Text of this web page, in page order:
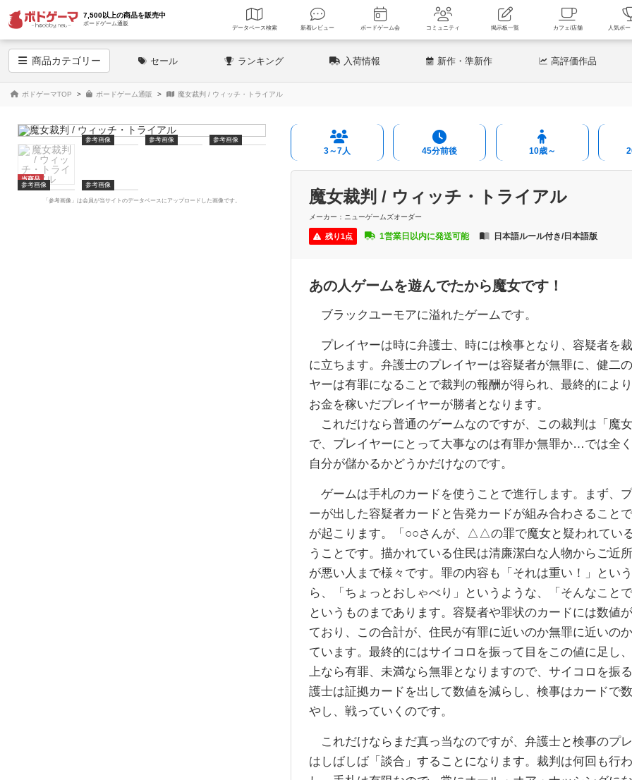
7,500以上の商品を販売中
ボードゲーム通販
データベース 検索 新着レビュー ボードゲーム会 コミュニティ 掲示板一覧 カフ
商品カテゴリー セール ランキング 入荷情報 新作 ・準新作 高評価作品
ボドゲーマTOP ボードゲーム通販 魔女裁判 / ウィッチ・トライアル
当商品
参考画像 参考画像 参考画像
参考画像 参考画像
「参考画像」は会員が当サイトのデータベースにアップロードした画像です。
3～7人 45分前後 10歳～
魔女裁判 / ウィッチ・トライアル
メーカー：ニューゲームズオーダー
残り1点 1営業日以内に発送可能 日本語ルール付き/日本語版
あの人ゲームを遊んでたから魔女です！
ブラックユーモアに溢れたゲームです。
プレイヤーは時に弁護士、時には検事となり、容疑者を
に立ちます。弁護士のプレイヤーは容疑者が無罪に、健二
ヤーは有罪になることで裁判の報酬が得られ、最終的によ
お金を稼いだプレイヤーが勝者となります。
これだけなら普通のゲームなのですが、この裁判は「魔
で、プレイヤーにとって大事なのは有罪か無罪か…では全
自分が儲かるかどうかだけなのです。
ゲームは手札のカードを使うことで進行します。まず、
ーが出した容疑者カードと告発カードが組み合わさること
が起こります。「○○さんが、△△の罪で魔女と疑われてい
うことです。描かれている住民は清廉潔白な人物からご近
が悪い人まで様々です。罪の内容も「それは重い！」とい
ら、「ちょっとおしゃべり」というような、「そんなこと
というものまであります。容疑者や罪状のカードには数値
ており、この合計が、住民が有罪に近いのか無罪に近いの
ています。最終的にはサイコロを振って目をこの値に足し
上なら有罪、未満なら無罪となりますので、サイコロを振
護士は証拠カードを出して数値を減らし、検事はカードで
やし、戦っていくのです。
これだけならまだ真っ当なのですが、弁護士と検事のプ
はしばしば「談合」することになります。裁判は何回も行